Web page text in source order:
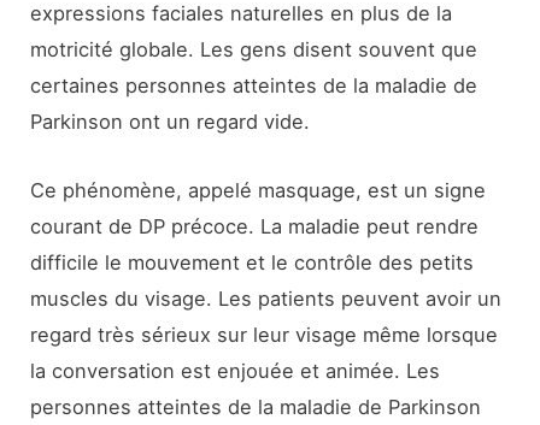
expressions faciales naturelles en plus de la
motricité globale. Les gens disent souvent que
certaines personnes atteintes de la maladie de
Parkinson ont un regard vide.
Ce phénomène, appelé masquage, est un signe
courant de DP précoce. La maladie peut rendre
difficile le mouvement et le contrôle des petits
muscles du visage. Les patients peuvent avoir un
regard très sérieux sur leur visage même lorsque
la conversation est enjouée et animée. Les
personnes atteintes de la maladie de Parkinson